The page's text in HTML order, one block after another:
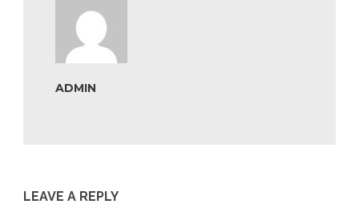
ADMIN
LEAVE A REPLY